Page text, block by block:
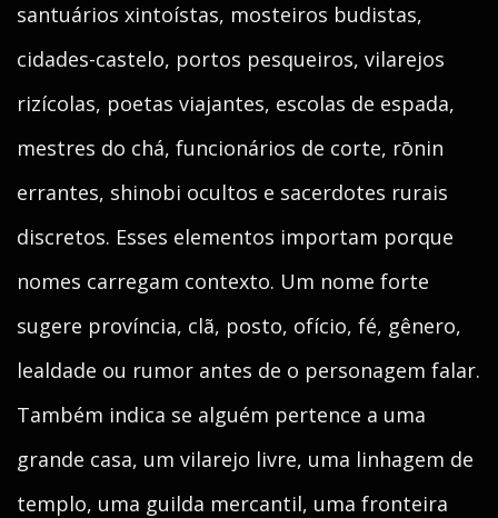
santuários xintoístas, mosteiros budistas,
cidades-castelo, portos pesqueiros, vilarejos
rizícolas, poetas viajantes, escolas de espada,
mestres do chá, funcionários de corte, rōnin
errantes, shinobi ocultos e sacerdotes rurais
discretos. Esses elementos importam porque
nomes carregam contexto. Um nome forte
sugere província, clã, posto, ofício, fé, gênero,
lealdade ou rumor antes de o personagem falar.
Também indica se alguém pertence a uma
grande casa, um vilarejo livre, uma linhagem de
templo, uma guilda mercantil, uma fronteira